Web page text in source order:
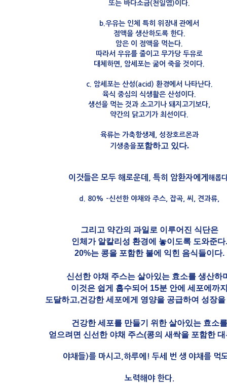
또는 바다소금(천일염)이다.
b.우유는 인체 특히 위장내 관에서
점액을 생산하도록 한다.
암은 이 점액을 먹는다.
따라서 우유를 줄이고 무가당 두유로
대체하면, 암세포는 굶어 죽을 것이다.
c. 암세포는 산성(acid) 환경에서 나타난다.
육식 중심의 식생활은 산성이다.
생선을 먹는 것과 소고기나 돼지고기보다,
약간의 닭고기가 최선이다.
육류는 가축항생제, 성장호르몬과
기생충을포함하고 있다.
이것들은 모두 해로운데, 특히 암환자에게 해롭
d. 80% -신선한 야채와 주스, 잡곡, 씨, 견과류,
그리고 약간의 과일로 이루어진 식단은
인체가 알칼리성 환경에 놓이도록 도와준다.
20%는 콩을 포함한 불에 익힌 음식들이다.
신선한 야채 주스는 살아있는 효소를 생산하
이것은 쉽게 흡수되어 15분 안에 세포에까
도달하고,건강한 세포에게 영양을 공급하여 성장
건강한 세포를 만들기 위한 살아있는 효소를
얻으려면 신선한 야채 주스(콩의 새싹을 포함한
야채들)를 마시고,하루에! 두세 번 생 야채를 먹
노력해야 한다.